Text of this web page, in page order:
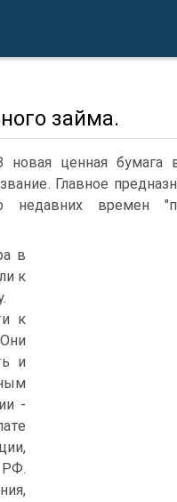
займа.
ценная бумага
Главное
недавних времен
в
к
к
и
-
РФ.